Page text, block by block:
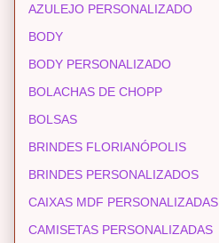
AZULEJO PERSONALIZADO
BODY
BODY PERSONALIZADO
BOLACHAS DE CHOPP
BOLSAS
BRINDES FLORIANÓPOLIS
BRINDES PERSONALIZADOS
CAIXAS MDF PERSONALIZADAS
CAMISETAS PERSONALIZADAS